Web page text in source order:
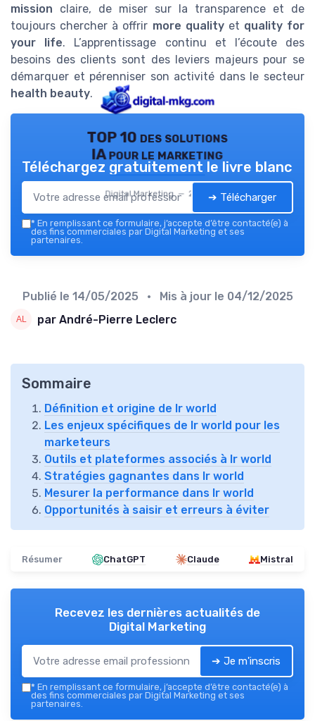
mission claire, de miser sur la transparence et de
toujours chercher à offrir more qualityet quality for
your life. L’apprentissage continu et l’écoute des
besoins des clients sont des leviers majeurs pour se
démarquer et pérenniser son activité dans le secteur
health beauty.
TOP 10 des solutions
IA pour le marketing
Digital Marketing — 2026
Téléchargez gratuitement le livre blanc
➔ Télécharger
* En remplissant ce formulaire, j’accepte d’être contacté(e) à
des fins commerciales par Digital Marketing et ses
partenaires.
Publié le 14/05/2025 • Mis à jour le 04/12/2025
par André-Pierre Leclerc
Sommaire
Définition et origine de lr world
Les enjeux spécifiques de lr world pour les
marketeurs
Outils et plateformes associés à lr world
Stratégies gagnantes dans lr world
Mesurer la performance dans lr world
Opportunités à saisir et erreurs à éviter
Résumer ChatGPT Claude Mistral
Recevez les dernières actualités de
Digital Marketing
➔ Je m'inscris
* En remplissant ce formulaire, j’accepte d’être contacté(e) à
des fins commerciales par Digital Marketing et ses
partenaires.